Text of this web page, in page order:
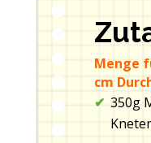
Menge
cm
350g